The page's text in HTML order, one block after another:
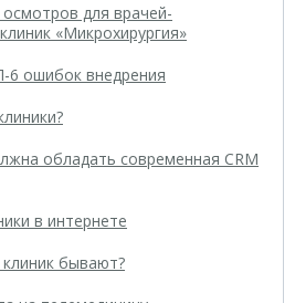
для врачей-
«Микрохирургия»
6 ошибок внедрения
обладать современная CRM
в интернете
бывают?